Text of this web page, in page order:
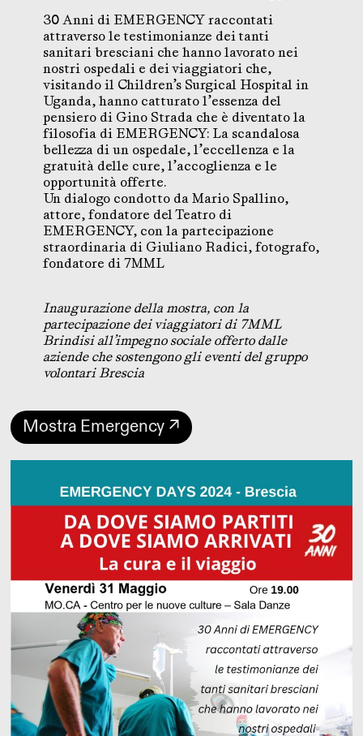
30 Anni di EMERGENCY raccontati
attraverso le testimonianze dei tanti
sanitari bresciani che hanno lavorato nei
nostri ospedali e dei viaggiatori che,
visitando il Children’s Surgical Hospital in
Uganda, hanno catturato l’essenza del
pensiero di Gino Strada che è diventato la
filosofia di EMERGENCY: La scandalosa
bellezza di un ospedale, l’eccellenza e la
gratuità delle cure, l’accoglienza e le
opportunità offerte.
Un dialogo condotto da Mario Spallino,
attore, fondatore del Teatro di
EMERGENCY, con la partecipazione
straordinaria di Giuliano Radici, fotografo,
fondatore di 7MML
Inaugurazione della mostra, con la
partecipazione dei viaggiatori di 7MML
Brindisi all’impegno sociale offerto dalle
aziende che sostengono gli eventi del gruppo
volontari Brescia
Mostra Emergency ↗